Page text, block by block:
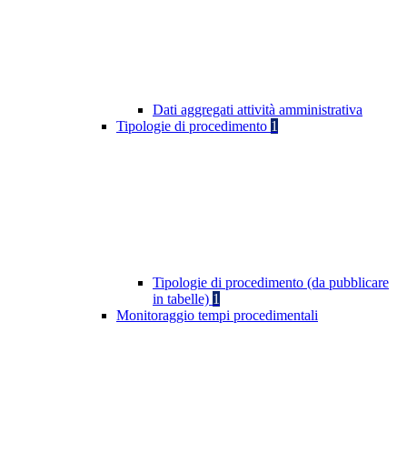
Dati aggregati attività amministrativa
Tipologie di procedimento 1
Tipologie di procedimento (da pubblicare
in tabelle) 1
Monitoraggio tempi procedimentali